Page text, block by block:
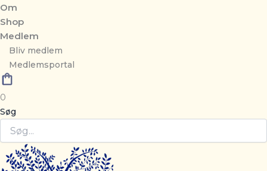
Om
Shop
Medlem
Bliv medlem
Medlemsportal
0
Søg